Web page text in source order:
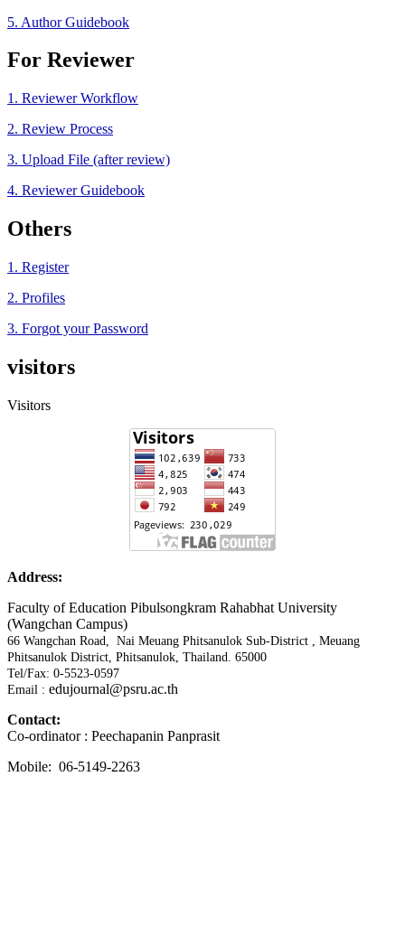
5. Author Guidebook
For Reviewer
1. Reviewer Workflow
2. Review Process
3. Upload File (after review)
4. Reviewer Guidebook
Others
1. Register
2. Profiles
3. Forgot your Password
visitors
Visitors
Address:
Faculty of Education Pibulsongkram Rahabhat University
(Wangchan Campus)
66 Wangchan Road, Nai Meuang Phitsanulok Sub-District , Meuang
Phitsanulok District, Phitsanulok, Thailand. 65000
Tel/Fax: 0-5523-0597
Email : edujournal@psru.ac.th
Contact:
Co-ordinator : Peechapanin Panprasit
Mobile: 06-5149-2263